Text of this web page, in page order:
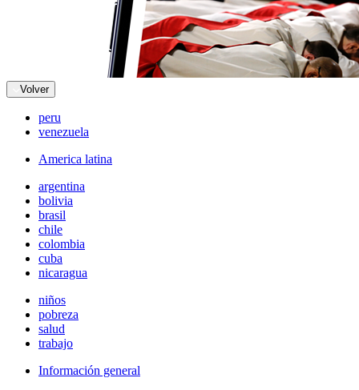
Volver
peru
venezuela
America latina
argentina
bolivia
brasil
chile
colombia
cuba
nicaragua
niños
pobreza
salud
trabajo
Información general